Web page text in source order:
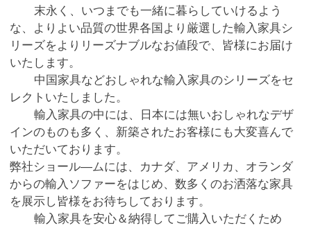
末永く、いつまでも一緒に暮らしていけるよう
な、よりよい品質の世界各国より厳選した輸入家具シ
リーズをよりリーズナブルなお値段で、皆様にお届け
いたします。
中国家具などおしゃれな輸入家具のシリーズをセ
レクトいたしました。
輸入家具の中には、日本には無いおしゃれなデザ
インのものも多く、新築されたお客様にも大変喜んで
いただいております。
弊社ショール―ムには、カナダ、アメリカ、オランダ
からの輸入ソファーをはじめ、数多くのお洒落な家具
を展示し皆様をお待ちしております。
輸入家具を安心＆納得してご購入いただくため